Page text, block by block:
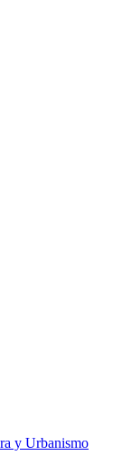
y Urbanismo